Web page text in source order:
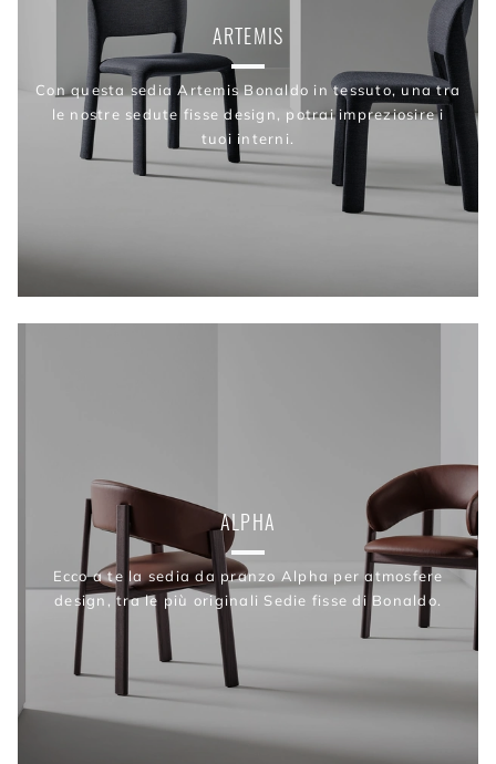
ARTEMIS
Con questa sedia Artemis Bonaldo in tessuto, una tra
le nostre sedute fisse design, potrai impreziosire i
tuoi interni.
ALPHA
Ecco a te la sedia da pranzo Alpha per atmosfere
design, tra le più originali Sedie fisse di Bonaldo.